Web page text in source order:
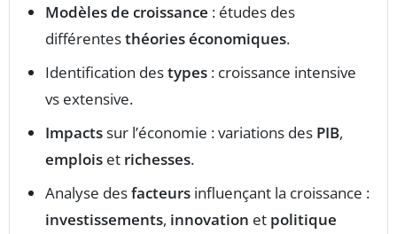
Modèles de croissance : études des
différentesthéories économiques.
Identification destypes : croissance intensive
vs extensive.
Impactssur l’économie : variations des PIB,
emplois et richesses.
Analyse desfacteurs influençant la croissance :
investissements, innovation et politique